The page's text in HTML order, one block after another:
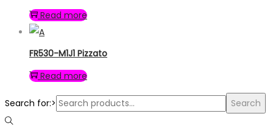
Read more
FR530-M1J1 Pizzato
Read more
Search for:> Search